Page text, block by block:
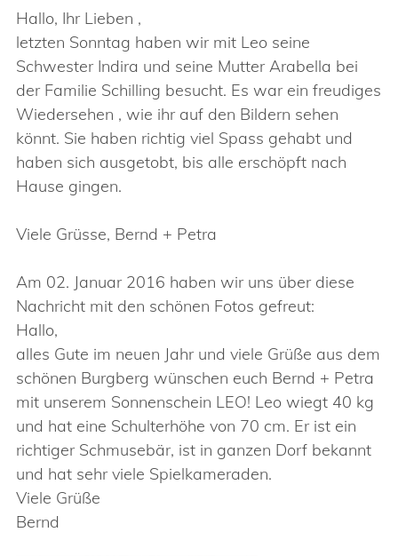
Hallo, Ihr Lieben ,
letzten Sonntag haben wir mit Leo seine
Schwester Indira und seine Mutter Arabella bei
der Familie Schilling besucht. Es war ein freudiges
Wiedersehen , wie ihr auf den Bildern sehen
könnt. Sie haben richtig viel Spass gehabt und
haben sich ausgetobt, bis alle erschöpft nach
Hause gingen.
Viele Grüsse, Bernd + Petra
Am 02. Januar 2016 haben wir uns über diese
Nachricht mit den schönen Fotos gefreut:
Hallo,
alles Gute im neuen Jahr und viele Grüße aus dem
schönen Burgberg wünschen euch Bernd + Petra
mit unserem Sonnenschein LEO! Leo wiegt 40 kg
und hat eine Schulterhöhe von 70 cm. Er ist ein
richtiger Schmusebär, ist in ganzen Dorf bekannt
und hat sehr viele Spielkameraden.
Viele Grüße
Bernd